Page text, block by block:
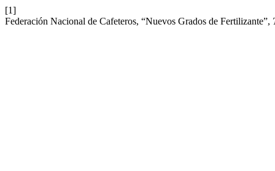
[1]
Federación Nacional de Cafeteros, “Nuevos Grados de Fertilizante”,